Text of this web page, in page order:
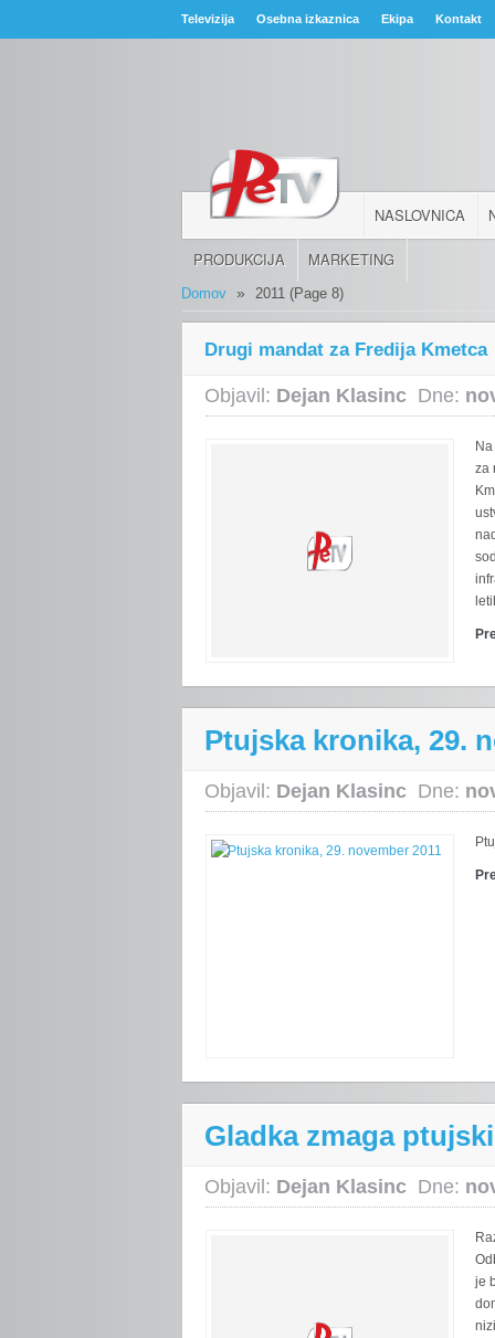
Televizija Osebna izkaznica Ekipa Kontakt
NASLOVNICA
PRODUKCIJA MARKETING
Domov » 2011 (Page 8)
Drugi mandat za Fredija Kmetca
Objavil: Dejan Klasinc Dne:
za
Ptujska kronika, 29.
Objavil: Dejan Klasinc Dne:
Gladka zmaga
Objavil: Dejan Klasinc Dne:
je